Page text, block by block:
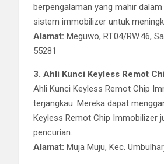
berpengalaman yang mahir
sistem immobilizer untuk
Alamat: Meguwo, RT.04/RW.46,
55281
3. Ahli Kunci Keyless Remot
Ahli Kunci Keyless Remot Chip
terjangkau. Mereka dapat
Keyless Remot Chip Immobilizer
pencurian.
Alamat: Muja Muju, Kec.